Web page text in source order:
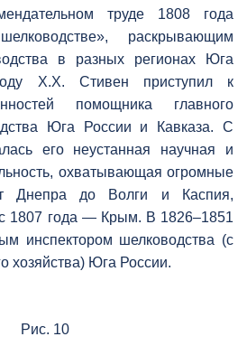
труде 1808 года
раскрывающим
в разных регионах Юга
Х.Х. Стивен приступил к
помощника главного
Юга России и Кавказа. С
его неустанная научная и
охватывающая огромные
Днепра до Волги и Каспия,
1807 года — Крым. В 1826–1851
инспектором шелководства (с
хозяйства) Юга России.
Рис. 10